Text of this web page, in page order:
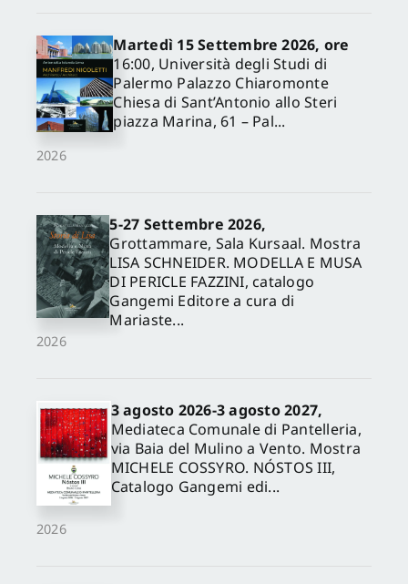
2026
Martedì 15 Settembre 2026, ore
16:00, Università degli Studi di
Palermo Palazzo Chiaromonte
Chiesa di Sant’Antonio allo Steri
piazza Marina, 61 – Pal...
2026
5-27 Settembre 2026,
Grottammare, Sala Kursaal. Mostra
LISA SCHNEIDER. MODELLA E MUSA
DI PERICLE FAZZINI, catalogo
Gangemi Editore a cura di
Mariaste...
2026
3 agosto 2026-3 agosto 2027,
Mediateca Comunale di Pantelleria,
via Baia del Mulino a Vento. Mostra
MICHELE COSSYRO. NÓSTOS III,
Catalogo Gangemi edi...